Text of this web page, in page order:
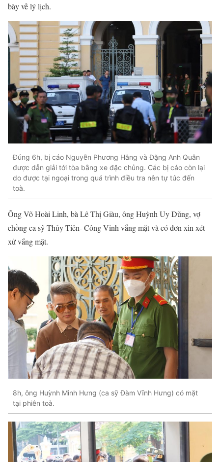
bày về lý lịch.
Đúng 6h, bị cáo Nguyễn Phương Hằng và Đặng Anh Quân
được dẫn giải tới tòa bằng xe đặc chủng. Các bị cáo còn lại
do được tại ngoại trong quá trình điều tra nên tự túc đến
toà.
Ông Võ Hoài Linh, bà Lê Thị Giàu, ông Huỳnh Uy Dũng, vợ
chồng ca sỹ Thủy Tiên- Công Vinh vắng mặt và có đơn xin xét
xử vắng mặt.
8h, ông Huỳnh Minh Hưng (ca sỹ Ðàm Vĩnh Hưng) có mặt
tại phiên toà.